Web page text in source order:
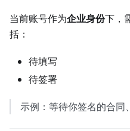
当前账号作为企业身份下，
括：
待填写
待签署
示例：等待你签名的合同